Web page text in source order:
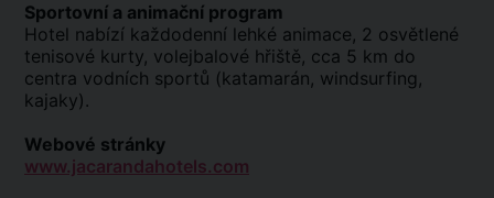
Sportovní a animační program
Hotel nabízí každodenní lehké animace, 2 osvětlené
tenisové kurty, volejbalové hřiště, cca 5 km do
centra vodních sportů (katamarán, windsurfing,
kajaky).
Webové stránky
www.jacarandahotels.com